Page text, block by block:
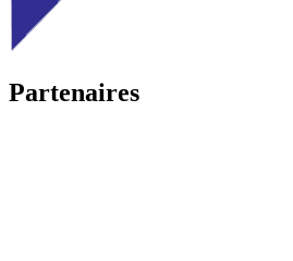
Partenaires